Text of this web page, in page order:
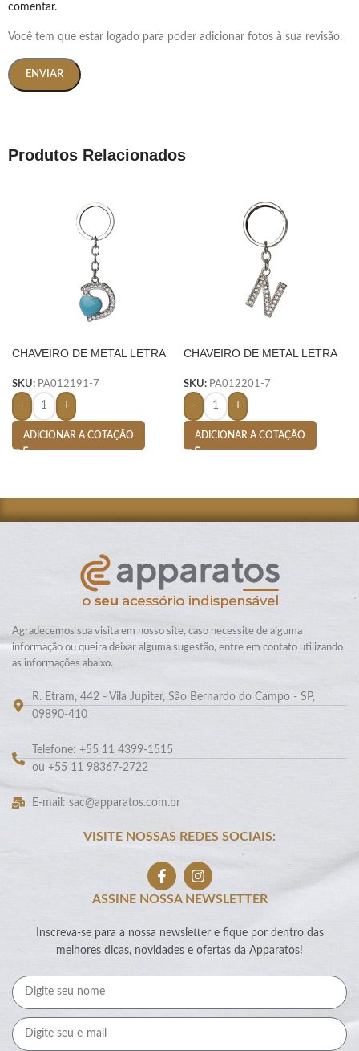
comentar.
Você tem que estar logado para poder adicionar fotos à sua revisão.
Produtos Relacionados
CHAVEIRO DE METAL LETRA
SKU: PA012191-7
- +
ADICIONAR A COTAÇÃO
CHAVEIRO DE METAL LETRA
SKU: PA012201-7
- +
ADICIONAR A COTAÇÃO
Agradecemos sua visita em nosso site, caso necessite de alguma
informação ou queira deixar alguma sugestão, entre em contato utilizando
as informações abaixo.
R. Etram, 442 - Vila Jupiter, São Bernardo do Campo - SP,
09890-410
Telefone: +55 11 4399-1515
ou +55 11 98367-2722
E-mail: sac@apparatos.com.br
VISITE NOSSAS REDES SOCIAIS:
ASSINE NOSSA NEWSLETTER
Inscreva-se para a nossa newsletter e fique por dentro das
melhores dicas, novidades e ofertas da Apparatos!